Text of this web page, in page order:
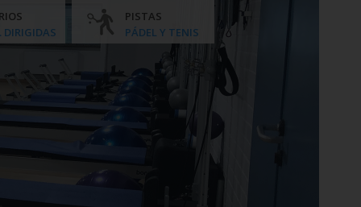
DIRIGIDAS
PISTAS
PÁDEL Y TENIS